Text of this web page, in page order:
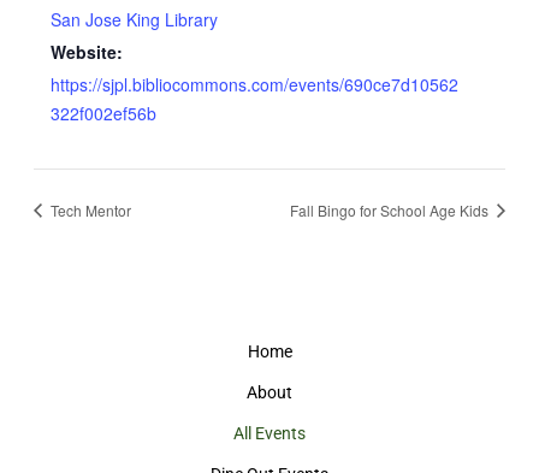
San Jose King Library
Website:
https://sjpl.bibliocommons.com/events/690ce7d10562
322f002ef56b
Tech Mentor Fall Bingo for School Age Kids
Home
About
All Events